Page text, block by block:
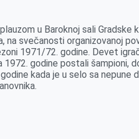
u Baroknoj sali Gradske
na svečanosti organizovanoj
1971/72. godine. Devet
1972. godine postali šampioni,
kada je u selo sa